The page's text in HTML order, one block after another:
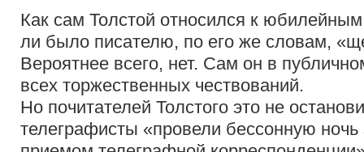
Как сам Толстой относился к
ли было писателю, по его же словам,
Вероятнее всего, нет. Сам он в
всех торжественных чествований.
Но почитателей Толстого это не
телеграфисты «провели бессонную